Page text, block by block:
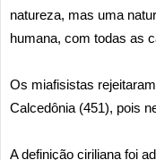
natureza, mas uma
humana, com todas as
Os miafisistas
Calcedônia (451), pois
A definição ciriliana foi